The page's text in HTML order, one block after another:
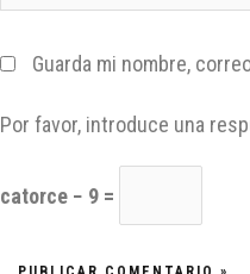
Guarda mi nombre,
Por favor, introduce una
catorce − 9 =